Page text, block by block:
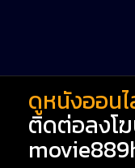
ดูหนังออน
ติดต่อลงโ